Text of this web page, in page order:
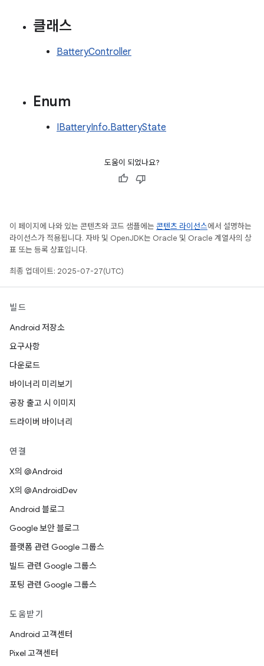
클래스
BatteryController
Enum
IBatteryInfo.BatteryState
도움이 되었나요?
이 페이지에 나와 있는 콘텐츠와 코드 샘플에는 콘텐츠 라이선스에서 설명하는
라이선스가 적용됩니다. 자바 및 OpenJDK는 Oracle 및 Oracle 계열사의 상
표 또는 등록 상표입니다.
최종 업데이트: 2025-07-27(UTC)
빌드
Android 저장소
요구사항
다운로드
바이너리 미리보기
공장 출고 시 이미지
드라이버 바이너리
연결
X의 @Android
X의 @AndroidDev
Android 블로그
Google 보안 블로그
플랫폼 관련 Google 그룹스
빌드 관련 Google 그룹스
포팅 관련 Google 그룹스
도움받기
Android 고객센터
Pixel 고객센터